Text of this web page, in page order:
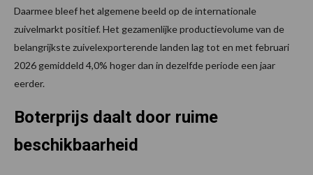
Daarmee bleef het algemene beeld op de internationale
zuivelmarkt positief. Het gezamenlijke productievolume van de
belangrijkste zuivelexporterende landen lag tot en met februari
2026 gemiddeld 4,0% hoger dan in dezelfde periode een jaar
eerder.
Boterprijs daalt door ruime
beschikbaarheid